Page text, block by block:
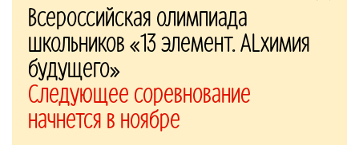
Всероссийская олимпиада
школьников «13 элемент. ALхимия
будущего»
Следующее соревнование
начнется в ноябре